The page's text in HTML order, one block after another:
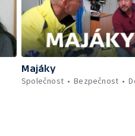
Majáky
Společnost
Bezpečnost